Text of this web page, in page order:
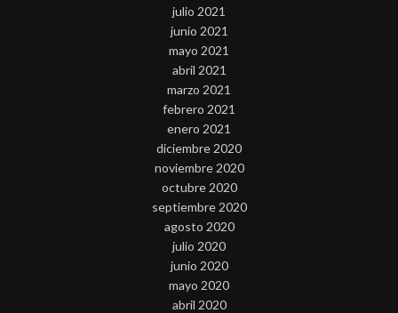
julio 2021
junio 2021
mayo 2021
abril 2021
marzo 2021
febrero 2021
enero 2021
diciembre 2020
noviembre 2020
octubre 2020
septiembre 2020
agosto 2020
julio 2020
junio 2020
mayo 2020
abril 2020